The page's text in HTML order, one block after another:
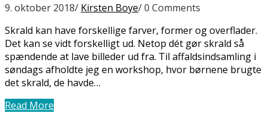
9. oktober 2018/ Kirsten Boye/0 Comments
Skrald kan have forskellige farver, former og overflader.
Det kan se vidt forskelligt ud. Netop dét gør skrald så
spændende at lave billeder ud fra. Til affaldsindsamling i
søndags afholdte jeg en workshop, hvor børnene brugte
det skrald, de havde…
Read More